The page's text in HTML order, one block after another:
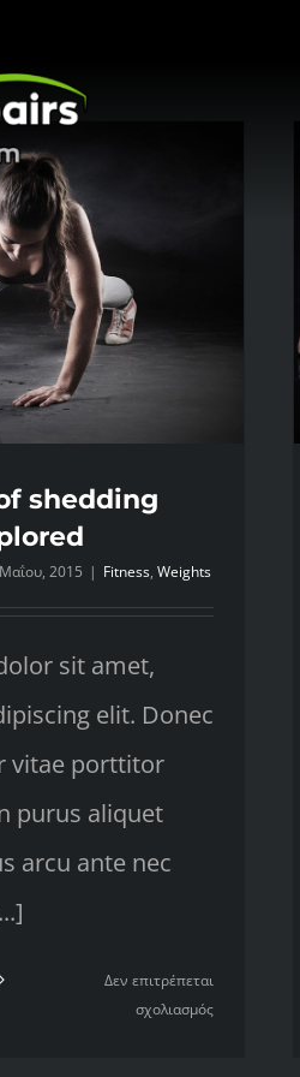
shedding
2015 | Fitness, Weights
sit amet,
elit. Donec
vitae porttitor
purus aliquet
arcu ante nec
Δεν επιτρέπεται
σχολιασμόςστο